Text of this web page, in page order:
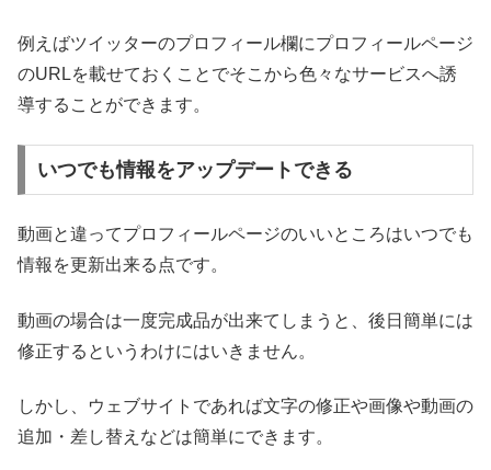
例えばツイッターのプロフィール欄にプロフィールページ
のURLを載せておくことでそこから色々なサービスへ誘
導することができます。
いつでも情報をアップデートできる
動画と違ってプロフィールページのいいところはいつでも
情報を更新出来る点です。
動画の場合は一度完成品が出来てしまうと、後日簡単には
修正するというわけにはいきません。
しかし、ウェブサイトであれば文字の修正や画像や動画の
追加・差し替えなどは簡単にできます。